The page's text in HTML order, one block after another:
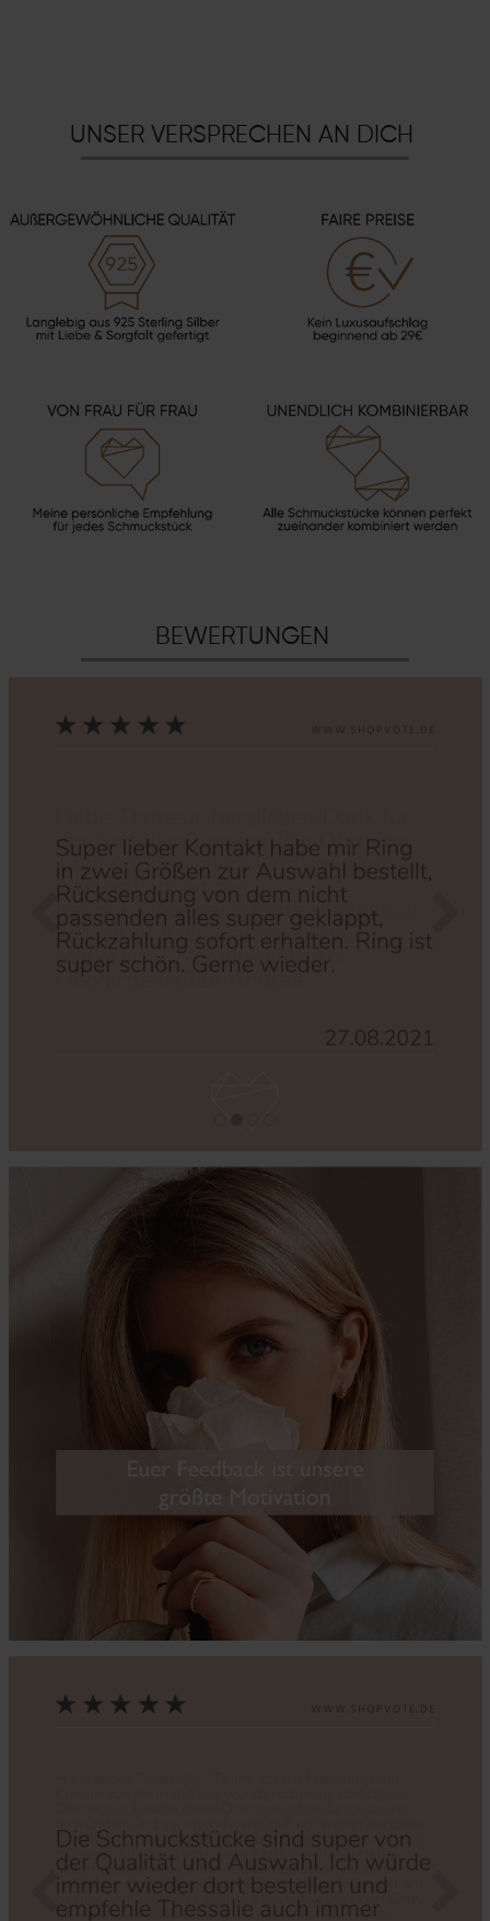
UNSER VERSPRECHEN AN DICH
BEWERTUNGEN
Zurück
Zurück